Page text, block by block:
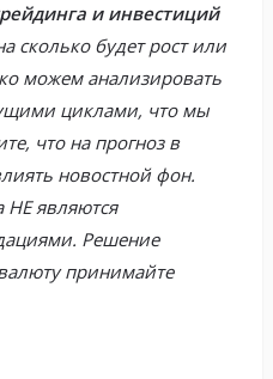
и инвестиций
сколько будет рост или
можем анализировать
циклами, что мы
что на прогноз в
новостной фон.
НЕ являются
Решение
принимайте